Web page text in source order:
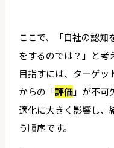
ここで、「自社の認知
をするのでは？」と考
目指すには、ターゲ
からの「評価」が不可
適化に大きく影響し、
う順序です。